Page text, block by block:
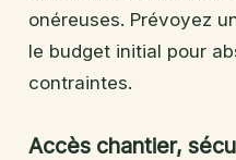
onéreuses. Prévoyez
le budget initial pour
contraintes.
Accès chantier,